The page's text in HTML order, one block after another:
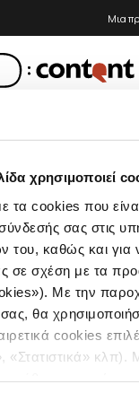
χρησιμοποιεί
τα cookies που
σας στις
του, καθώς και για
σε σχέση με τα
Με την
θα
cookies
«Στατιστικά» κλπ).
Μια
ΠΟΛΥΜΕΣΑ